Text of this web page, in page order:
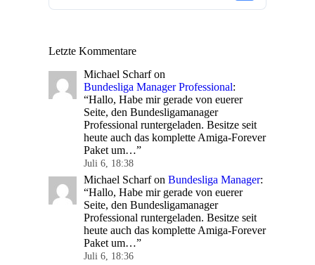
Letzte Kommentare
Michael Scharfon
Bundesliga Manager Professional:
“Hallo, Habe mir gerade von euerer
Seite, den Bundesligamanager
Professional runtergeladen. Besitze seit
heute auch das komplette Amiga-Forever
Paket um…”
Juli 6, 18:38
Michael Scharfon Bundesliga Manager:
“Hallo, Habe mir gerade von euerer
Seite, den Bundesligamanager
Professional runtergeladen. Besitze seit
heute auch das komplette Amiga-Forever
Paket um…”
Juli 6, 18:36